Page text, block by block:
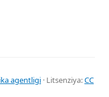
agentligi · Litsenziya:CC